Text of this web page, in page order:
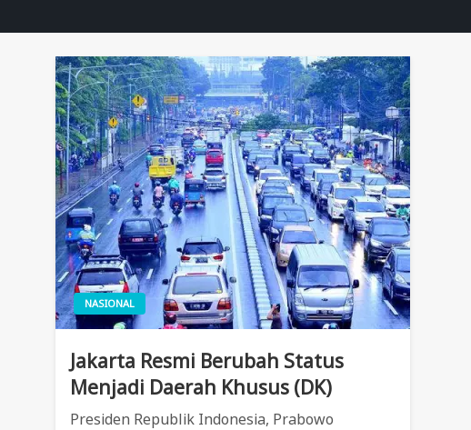
NASIONAL
Jakarta Resmi Berubah Status
Menjadi Daerah Khusus (DK)
Presiden Republik Indonesia, Prabowo